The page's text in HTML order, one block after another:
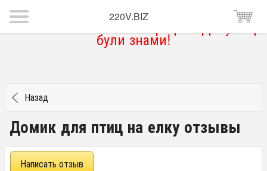
Магазин тимчасово не працює. Дякую що
були знами!
220V.BIZ
Назад
Домик для птиц на елку отзывы
Написать отзыв